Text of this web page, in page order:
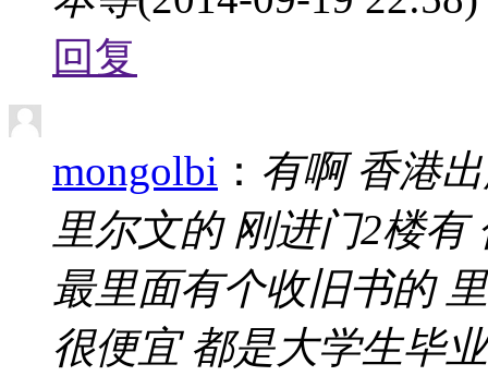
回复
mongolbi ： 有啊 香港
里尔文的 刚进门2楼
最里面有个收旧书的
很便宜 都是大学生毕